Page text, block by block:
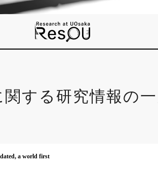
関する研究情報の
a world first